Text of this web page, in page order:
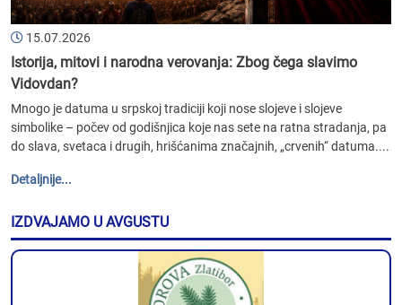
15.07.2026
Istorija, mitovi i narodna verovanja: Zbog čega slavimo
Vidovdan?
Mnogo je datuma u srpskoj tradiciji koji nose slojeve i slojeve
simbolike – počev od godišnjica koje nas sete na ratna stradanja, pa
do slava, svetaca i drugih, hrišćanima značajnih, „crvenih“ datuma....
Detaljnije...
IZDVAJAMO U AVGUSTU